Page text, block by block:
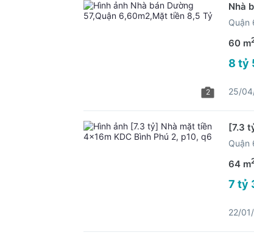
2
Nhà
Quận
60 m
8 tỷ
25/
[7.3
Quận
64 m
7 tỷ
22/